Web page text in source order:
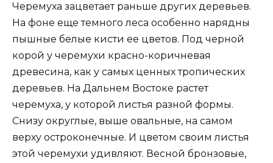
Черемуха зацветает раньше других деревьев.
На фоне еще темного леса особенно нарядны
пышные белые кисти ее цветов. Под черной
корой у черемухи красно-коричневая
древесина, как у самых ценных тропических
деревьев. На Дальнем Востоке растет
черемуха, у которой листья разной формы.
Снизу округлые, выше овальные, на самом
верху остроконечные. И цветом своим листья
этой черемухи удивляют. Весной бронзовые,